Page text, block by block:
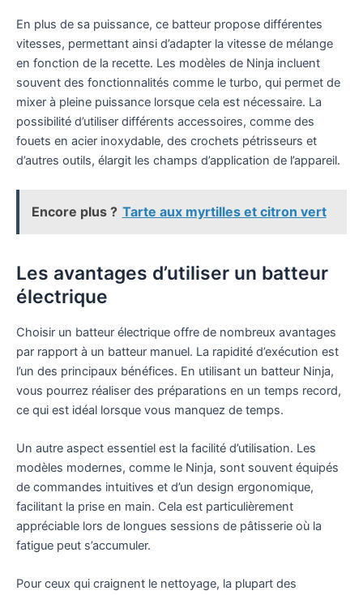
En plus de sa puissance, ce batteur propose différentes
vitesses, permettant ainsi d’adapter la vitesse de mélange
en fonction de la recette. Les modèles de Ninja incluent
souvent des fonctionnalités comme le turbo, qui permet de
mixer à pleine puissance lorsque cela est nécessaire. La
possibilité d’utiliser différents accessoires, comme des
fouets en acier inoxydable, des crochets pétrisseurs et
d’autres outils, élargit les champs d’application de l’appareil.
Encore plus ? Tarte aux myrtilles et citron vert
Les avantages d’utiliser un batteur
électrique
Choisir un batteur électrique offre de nombreux avantages
par rapport à un batteur manuel. La rapidité d’exécution est
l’un des principaux bénéfices. En utilisant un batteur Ninja,
vous pourrez réaliser des préparations en un temps record,
ce qui est idéal lorsque vous manquez de temps.
Un autre aspect essentiel est la facilité d’utilisation. Les
modèles modernes, comme le Ninja, sont souvent équipés
de commandes intuitives et d’un design ergonomique,
facilitant la prise en main. Cela est particulièrement
appréciable lors de longues sessions de pâtisserie où la
fatigue peut s’accumuler.
Pour ceux qui craignent le nettoyage, la plupart des